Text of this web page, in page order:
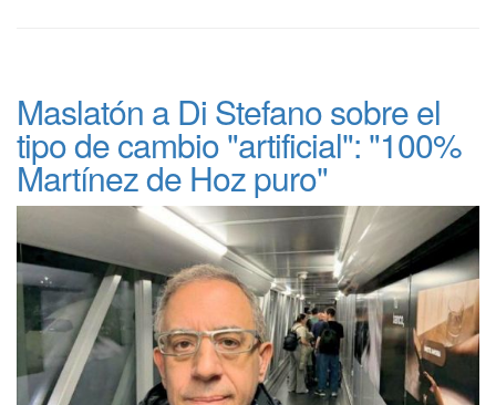
Maslatón a Di Stefano sobre el
tipo de cambio "artificial": "100%
Martínez de Hoz puro"